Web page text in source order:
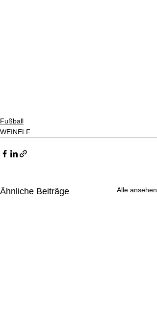
Fußball
WEINELF
Ähnliche Beiträge Alle ansehen